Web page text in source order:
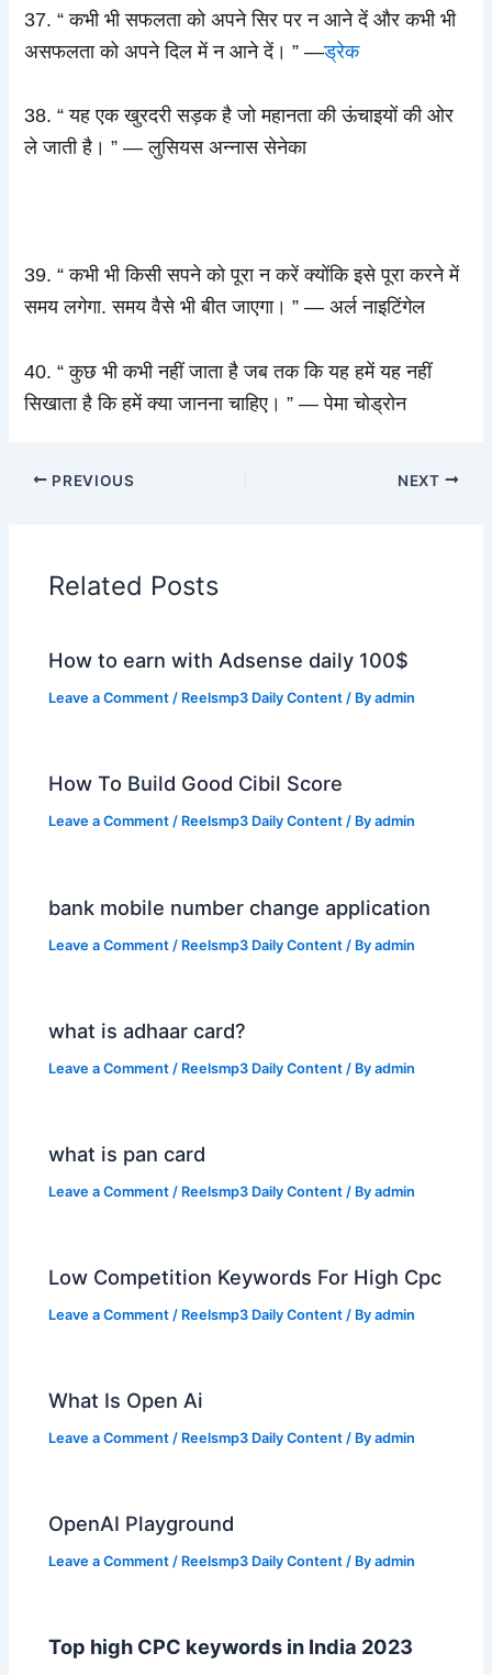
37. “ कभी भी सफलता को अपने सिर पर न आने दें और कभी भी
असफलता को अपने दिल में न आने दें। ” —ड्रेक
38. “ यह एक खुरदरी सड़क है जो महानता की ऊंचाइयों की ओर
ले जाती है। ” — लुसियस अन्नास सेनेका
39. “ कभी भी किसी सपने को पूरा न करें क्योंकि इसे पूरा करने में
समय लगेगा. समय वैसे भी बीत जाएगा। ” — अर्ल नाइटिंगेल
40. “ कुछ भी कभी नहीं जाता है जब तक कि यह हमें यह नहीं
सिखाता है कि हमें क्या जानना चाहिए। ” — पेमा चोड्रोन
PREVIOUS NEXT
Related Posts
How to earn with Adsense daily 100$
Leave a Comment / Reelsmp3 Daily Content / Byadmin
How To Build Good Cibil Score
Leave a Comment / Reelsmp3 Daily Content / Byadmin
bank mobile number change application
Leave a Comment / Reelsmp3 Daily Content / Byadmin
what is adhaar card?
Leave a Comment / Reelsmp3 Daily Content / Byadmin
what is pan card
Leave a Comment / Reelsmp3 Daily Content / Byadmin
Low Competition Keywords For High Cpc
Leave a Comment / Reelsmp3 Daily Content / Byadmin
What Is Open Ai
Leave a Comment / Reelsmp3 Daily Content / Byadmin
OpenAI Playground
Leave a Comment / Reelsmp3 Daily Content / Byadmin
Top high CPC keywords in India 2023